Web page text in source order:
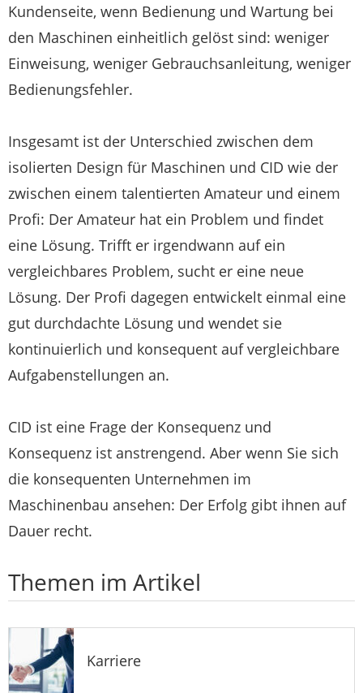
Kundenseite, wenn Bedienung und Wartung bei
den Maschinen einheitlich gelöst sind: weniger
Einweisung, weniger Gebrauchsanleitung, weniger
Bedienungsfehler.
Insgesamt ist der Unterschied zwischen dem
isolierten Design für Maschinen und CID wie der
zwischen einem talentierten Amateur und einem
Profi: Der Amateur hat ein Problem und findet
eine Lösung. Trifft er irgendwann auf ein
vergleichbares Problem, sucht er eine neue
Lösung. Der Profi dagegen entwickelt einmal eine
gut durchdachte Lösung und wendet sie
kontinuierlich und konsequent auf vergleichbare
Aufgabenstellungen an.
CID ist eine Frage der Konsequenz und
Konsequenz ist anstrengend. Aber wenn Sie sich
die konsequenten Unternehmen im
Maschinenbau ansehen: Der Erfolg gibt ihnen auf
Dauer recht.
Themen im Artikel
Karriere